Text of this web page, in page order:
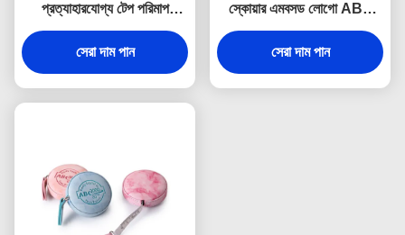
প্রত্যাহারযোগ্য টেপ পরিমাপ
ফ্যাব্রিক টেক্সচার ডেবসিং লোগো
স্যুভেনির
সেরা দাম পান
স্কোয়ার এমবসড লোগো ABS
PU
সেরা দাম পান